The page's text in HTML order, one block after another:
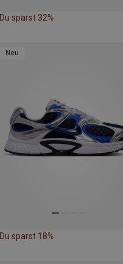
Du sparst 32%
Neu
Du sparst 18%